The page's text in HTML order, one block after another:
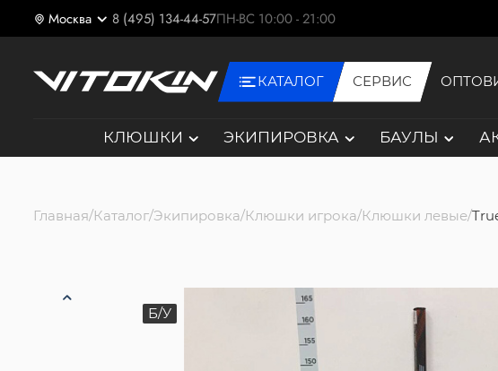
Москва 8 (495) 134-44-57ПН-ВС 10:00 - 21:00
КАТАЛОГ СЕРВИС
КЛЮШКИ ЭКИПИРОВКА БАУЛЫ
Главная Каталог Экипировка Клюшки игрока Клюшки левые
Б/У